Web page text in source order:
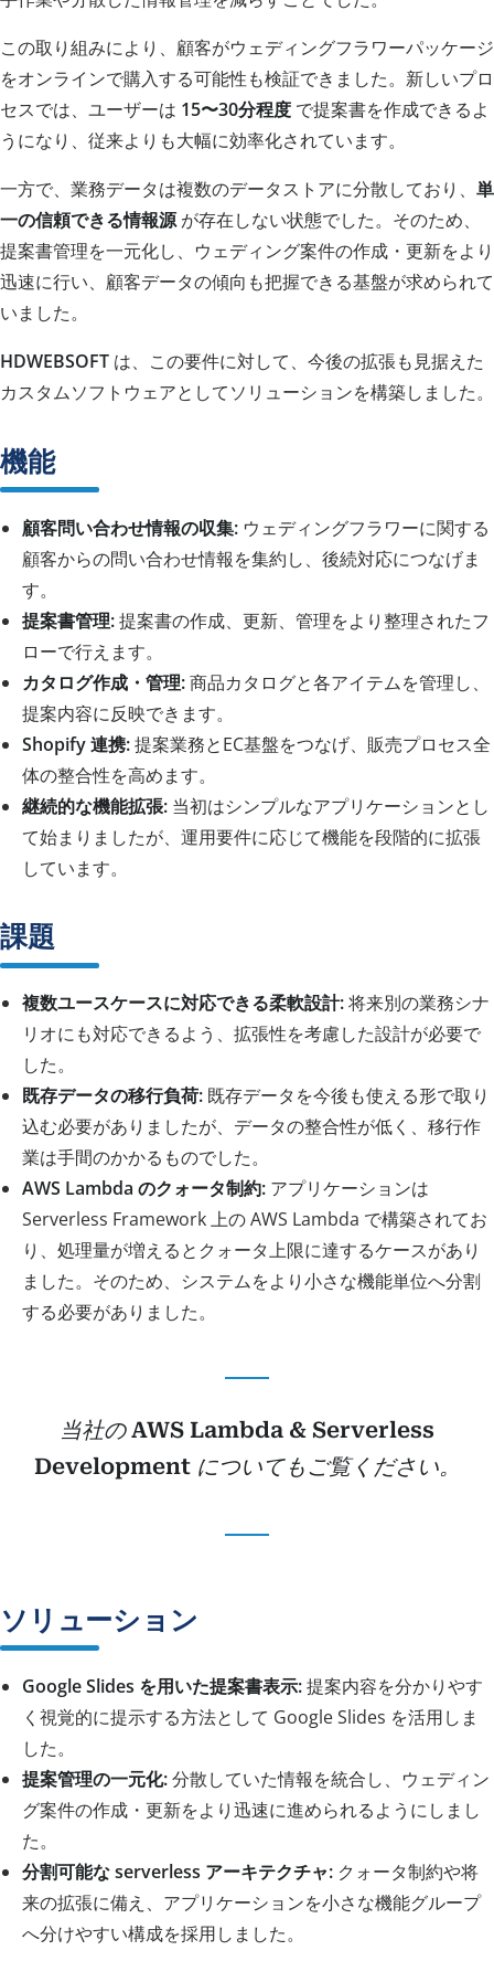
この取り組みにより、顧客がウェディングフラワーパッケージ
をオンラインで購入する可能性も検証できました。新しいプロ
セスでは、ユーザーは 15〜30分程度 で提案書を作成できるよ
うになり、従来よりも大幅に効率化されています。
一方で、業務データは複数のデータストアに分散しており、 単
一の信頼できる情報源が存在しない状態でした。そのため、
提案書管理を一元化し、ウェディング案件の作成・更新をより
迅速に行い、顧客データの傾向も把握できる基盤が求められて
いました。
HDWEBSOFT は、この要件に対して、今後の拡張も見据えた
カスタムソフトウェアとしてソリューションを構築しました。
機能
顧客問い合わせ情報の収集: ウェディングフラワーに関する
顧客からの問い合わせ情報を集約し、後続対応につなげま
す。
提案書管理:提案書の作成、更新、管理をより整理されたフ
ローで行えます。
カタログ作成・管理:商品カタログと各アイテムを管理し、
提案内容に反映できます。
Shopify 連携:提案業務とEC基盤をつなげ、販売プロセス全
体の整合性を高めます。
継続的な機能拡張: 当初はシンプルなアプリケーションとし
て始まりましたが、運用要件に応じて機能を段階的に拡張
しています。
課題
複数ユースケースに対応できる柔軟設計:将来別の業務シナ
リオにも対応できるよう、拡張性を考慮した設計が必要で
した。
既存データの移行負荷: 既存データを今後も使える形で取り
込む必要がありましたが、データの整合性が低く、移行作
業は手間のかかるものでした。
AWS Lambda のクォータ制約: アプリケーションは
Serverless Framework 上の AWS Lambda で構築されてお
り、処理量が増えるとクォータ上限に達するケースがあり
ました。そのため、システムをより小さな機能単位へ分割
する必要がありました。
当社のAWS Lambda & Serverless
Developmentについてもご覧ください。
ソリューション
Google Slides を用いた提案書表示:提案内容を分かりやす
く視覚的に提示する方法として Google Slides を活用しま
した。
提案管理の一元化:分散していた情報を統合し、ウェディン
グ案件の作成・更新をより迅速に進められるようにしまし
た。
分割可能な serverless アーキテクチャ: クォータ制約や将
来の拡張に備え、アプリケーションを小さな機能グループ
へ分けやすい構成を採用しました。